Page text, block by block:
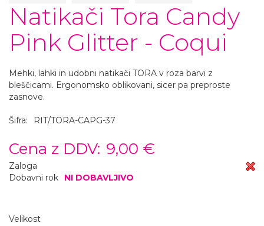
Natikači Tora Candy
Pink Glitter - Coqui
Mehki, lahki in udobni natikači TORA v roza barvi z
bleščicami. Ergonomsko oblikovani, sicer pa preproste
zasnove.
Šifra: RIT/TORA-CAPG-37
Cena z DDV: 9,00 €
Zaloga
Dobavni rok
NI DOBAVLJIVO
Velikost